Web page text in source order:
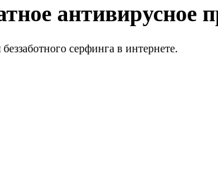
антивирусное
серфинга в интернете.